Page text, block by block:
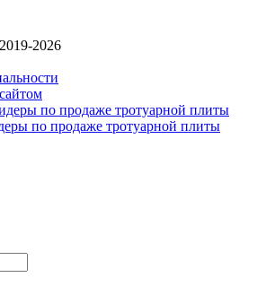
2026
по продаже тротуарной плиты